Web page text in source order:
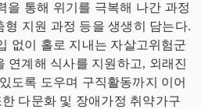
을 통해 위기를 극복해 나간 과정
형 지원 과정 등을 생생히 담는다.
없이 홀로 지내는 자살고위험군
연계해 식사를 지원하고, 외래진
도록 도우며 구직활동까지 이어
다문화 및 장애가정 취약가구